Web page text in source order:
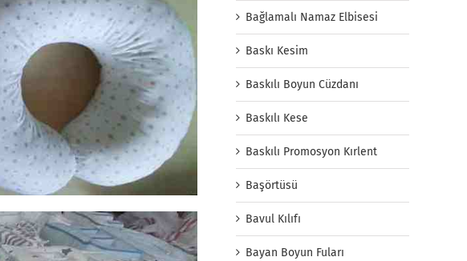
Bağlamalı Namaz Elbisesi
Baskı Kesim
Baskılı Boyun Cüzdanı
Baskılı Kese
Baskılı Promosyon Kırlent
Başörtüsü
Bavul Kılıfı
Bayan Boyun Fuları